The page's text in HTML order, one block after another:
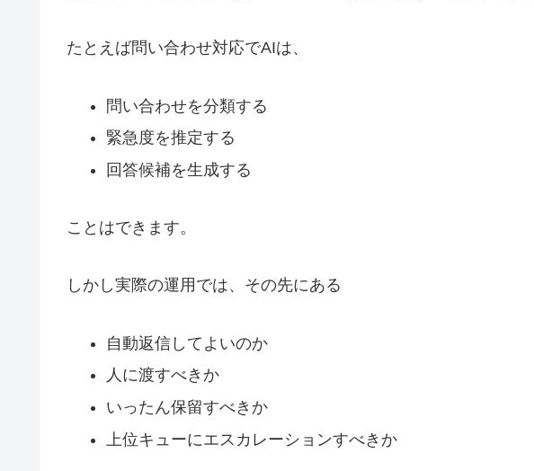
たとえば問い合わせ対応でAIは、
問い合わせを分類する
緊急度を推定する
回答候補を生成する
ことはできます。
しかし実際の運用では、その先にある
自動返信してよいのか
人に渡すべきか
いったん保留すべきか
上位キューにエスカレーションすべきか